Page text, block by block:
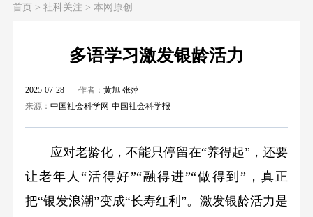
首页> 社科关注 > 本网原创
多语学习激发银龄活力
2025-07-28 作者： 黄旭 张萍
来源： 中国社会科学网-中国社会科学报
应对老龄化，不能只停留在“养得起”，还要
让老年人“活得好”“融得进”“做得到”，真正
把“银发浪潮”变成“长寿红利”。激发银龄活力是